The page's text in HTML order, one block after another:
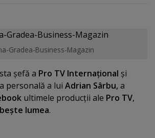
Gradea-Business-Magazin
şefă a Pro TV Internaţional şi
personală a lui Adrian Sârbu, a
ultimele producţii ale Pro TV,
lumea.